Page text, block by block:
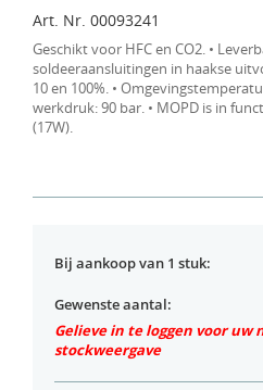
Art. Nr. 00093241
Geschikt voor HFC en CO2. •
soldeeraansluitingen in haakse
10 en 100%. •
werkdruk: 90 bar. • MOPD is in
(17W).
Bij aankoop van 1 stuk:
Gewenste aantal:
Gelieve in te loggen voor
stockweergave